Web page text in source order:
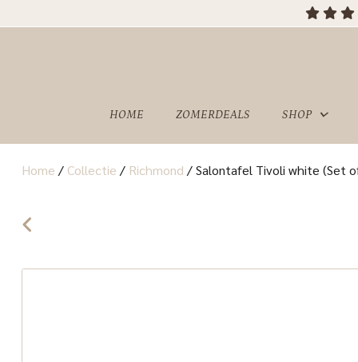
HOME ZOMERDEALS SHOP
Home / Collectie / Richmond /Salontafel Tivoli white (Set